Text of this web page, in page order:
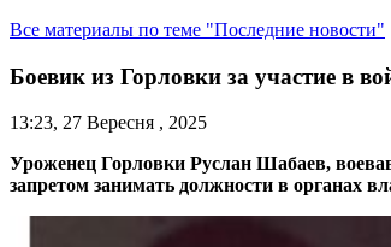
Все материалы по теме "Последние новости"
Боевик из Горловки за участие в
13:23, 27 Вересня , 2025
Уроженец Горловки Руслан Шабаев,
запретом занимать должности в органах